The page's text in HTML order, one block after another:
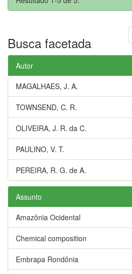
Busca facetada
Autor
MAGALHAES, J. A.
TOWNSEND, C. R.
OLIVEIRA, J. R. da C.
PAULINO, V. T.
PEREIRA, R. G. de A.
Assunto
Amazônia Ocidental
Chemical composition
Embrapa Rondônia